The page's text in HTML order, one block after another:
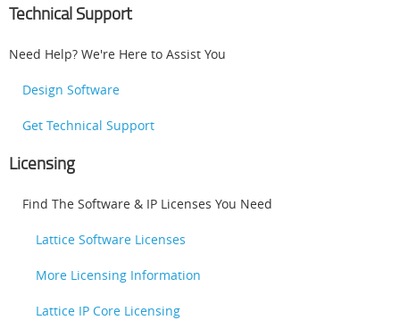
Technical Support
Need Help? We're Here to Assist You
Design Software
Get Technical Support
Licensing
Find The Software & IP Licenses You Need
Lattice Software Licenses
More Licensing Information
Lattice IP Core Licensing